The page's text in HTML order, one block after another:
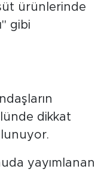
ürünlerinde
gibi
dikkat
yayımlanan